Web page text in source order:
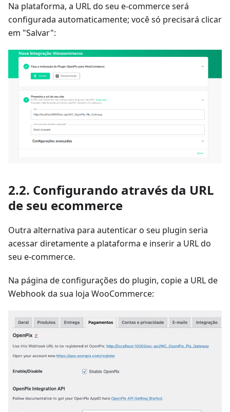
Na plataforma, a URL do seu e-commerce será
configurada automaticamente; você só precisará clicar
em "Salvar":
2.2. Configurando através da URL
de seu ecommerce
Outra alternativa para autenticar o seu plugin seria
acessar diretamente a plataforma e inserir a URL do
seu e-commerce.
Na página de configurações do plugin, copie a URL de
Webhook da sua loja WooCommerce: